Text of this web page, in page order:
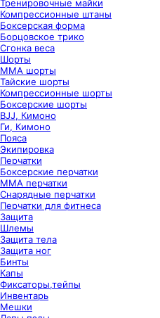
Тренировочные майки
Компрессионные штаны
Боксерская форма
Борцовское трико
Сгонка веса
Шорты
ММА шорты
Тайские шорты
Компрессионные шорты
Боксерские шорты
BJJ, Кимоно
Ги, Кимоно
Пояса
Экипировка
Перчатки
Боксерские перчатки
ММА перчатки
Снарядные перчатки
Перчатки для фитнеса
Защита
Шлемы
Защита тела
Защита ног
Бинты
Капы
Фиксаторы,тейпы
Инвентарь
Мешки